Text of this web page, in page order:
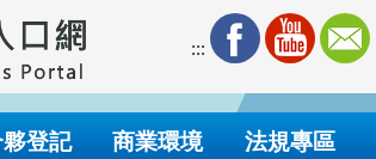
:::
登記 商業環境 法規專區